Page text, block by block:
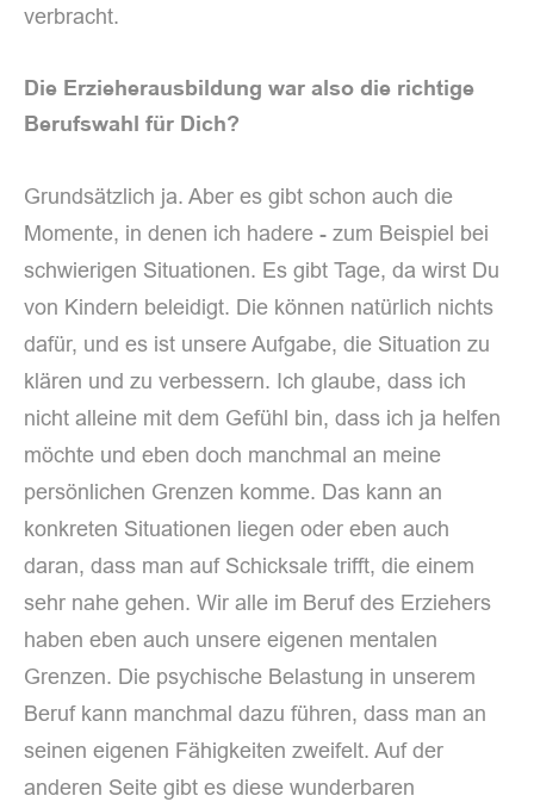
verbracht.
Die Erzieherausbildung war also die richtige
Berufswahl für Dich?
Grundsätzlich ja. Aber es gibt schon auch die
Momente, in denen ich hadere - zum Beispiel bei
schwierigen Situationen. Es gibt Tage, da wirst Du
von Kindern beleidigt. Die können natürlich nichts
dafür, und es ist unsere Aufgabe, die Situation zu
klären und zu verbessern. Ich glaube, dass ich
nicht alleine mit dem Gefühl bin, dass ich ja helfen
möchte und eben doch manchmal an meine
persönlichen Grenzen komme. Das kann an
konkreten Situationen liegen oder eben auch
daran, dass man auf Schicksale trifft, die einem
sehr nahe gehen. Wir alle im Beruf des Erziehers
haben eben auch unsere eigenen mentalen
Grenzen. Die psychische Belastung in unserem
Beruf kann manchmal dazu führen, dass man an
seinen eigenen Fähigkeiten zweifelt. Auf der
anderen Seite gibt es diese wunderbaren